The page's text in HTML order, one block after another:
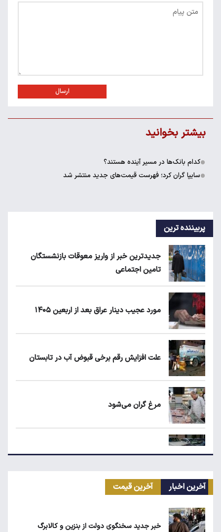
ارسال
بیشتر بخوانید
کدام بانک‌ها در مسیر آینده هستند؟
سایپا گران کرد؛ فهرست قیمت‌های جدید منتشر شد
پربیننده ترین
جدیدترین خبر از واریز معوقات بازنشستگان
تامین اجتماعی
مورد عجیب دینار عراق بعد از اربعین ۱۴۰۵
علت افزایش رقم برخی قبوض آب در تابستان
مرغ گران می‌شود
ریزش قیمت خودرو چقدر احتمال دارد؟
آخرین اخبار آخرین قیمت
خبر جدید سخنگوی دولت از بنزین و کالابرگ